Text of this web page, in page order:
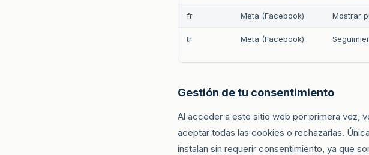
fr Meta (Facebook) Mostrar
tr Meta (Facebook)
Gestión de tu consentimiento
Al acceder a este sitio web por primera vez,
aceptar todas las cookies o rechazarlas.
instalan sin requerir consentimiento, ya que